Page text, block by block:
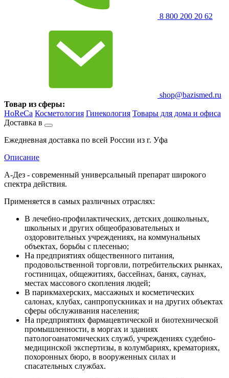
8 800 200 20 62
shop@bazismed.ru
Товар из сферы:
HoReCa Косметология Гинекология Товары для дома и офиса
Доставка в
Ежедневная доставка по всей России из г. Уфа
Описание
А-Дез - современный универсальный препарат широкого
спектра действия.
Применяется в самых различных отраслях:
В лечебно-профилактических, детских дошкольных,
школьных и других общеобразовательных и
оздоровительных учреждениях, на коммунальных
объектах, борьбы с плесенью;
На предприятиях общественного питания,
продовольственной торговли, потребительских рынках,
гостиницах, общежитиях, бассейнах, банях, саунах,
местах массового скопления людей;
В парикмахерских, массажных и косметических
салонах, клубах, санпропускниках и на других объектах
сферы обслуживания населения;
На предприятиях фармацевтической и биотехнической
промышленности, в моргах и зданиях
патологоанатомических служб, учреждениях судебно-
медицинской экспертизы, в колумбариях, крематориях,
похоронных бюро, в вооруженных силах и
спасательных службах.